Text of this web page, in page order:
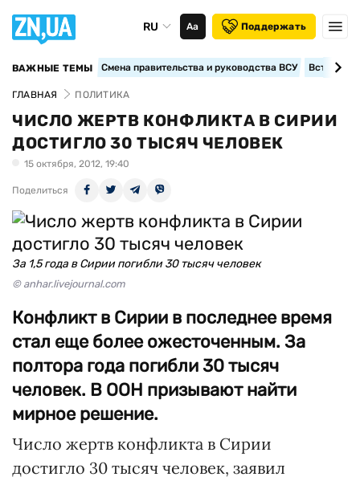
RU Аа Поддержать
ВАЖНЫЕ ТЕМЫ Смена правительства и руководства ВСУ
ГЛАВНАЯ ПОЛИТИКА
ЧИСЛО ЖЕРТВ КОНФЛИКТА В СИРИИ
ДОСТИГЛО 30 ТЫСЯЧ ЧЕЛОВЕК
15 октября, 2012, 19:40
Поделиться
За 1,5 года в Сирии погибли 30 тысяч человек
© anhar.livejournal.com
Конфликт в Сирии в последнее время
стал еще более ожесточенным. За
полтора года погибли 30 тысяч
человек. В ООН призывают найти
мирное решение.
Число жертв конфликта в Сирии
достигло 30 тысяч человек, заявил